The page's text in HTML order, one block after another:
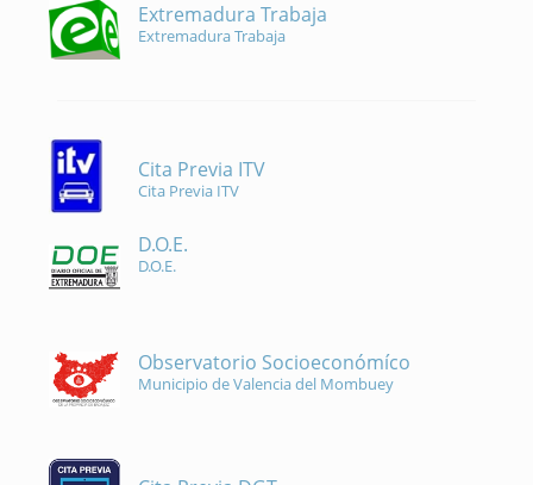
Extremadura Trabaja
Extremadura Trabaja
Cita Previa ITV
Cita Previa ITV
D.O.E.
D.O.E.
Observatorio Socioeconómíco
Municipio de Valencia del Mombuey